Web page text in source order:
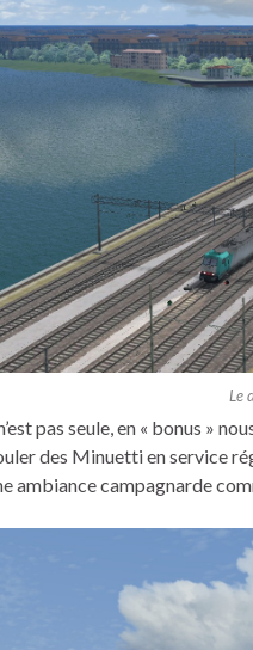
Le
pas seule, en « bonus »
des Minuetti en service
ambiance campagnarde